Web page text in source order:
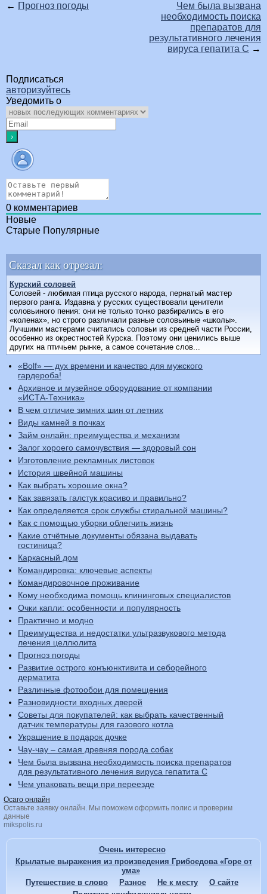
← Прогноз погоды
Чем была вызвана
необходимость поиска
препаратов для
результативного лечения
вируса гепатита С →
Подписаться
авторизуйтесь
Уведомить о
0 комментариев
Новые
Старые Популярные
Сказал как отрезал:
Курский соловей
Соловей - любимая птица русского народа, пернатый мастер
первого ранга. Издавна у русских существовали ценители
соловьиного пения: они не только тонко разбирались в его
«коленах», но строго различали разные соловьиные «школы».
Лучшими мастерами считались соловьи из средней части России,
особенно из окрестностей Курска. Поэтому они ценились выше
других на птичьем рынке, а самое сочетание слов...
«Bolf» — дух времени и качество для мужского
гардероба!
Архивное и музейное оборудование от компании
«ИСТА-Техника»
В чем отличие зимних шин от летних
Виды камней в почках
Займ онлайн: преимущества и механизм
Залог хороего самочувствия — здоровый сон
Изготовление рекламных листовок
История швейной машины
Как выбрать хорошие окна?
Как завязать галстук красиво и правильно?
Как определяется срок службы стиральной машины?
Как с помощью уборки облегчить жизнь
Какие отчётные документы обязана выдавать
гостиница?
Каркасный дом
Командировка: ключевые аспекты
Командировочное проживание
Кому необходима помощь клининговых специалистов
Очки капли: особенности и популярность
Практично и модно
Преимущества и недостатки ультразвукового метода
лечения целлюлита
Прогноз погоды
Развитие острого конъюнктивита и себорейного
дерматита
Различные фотообои для помещения
Разновидности входных дверей
Советы для покупателей: как выбрать качественный
датчик температуры для газового котла
Украшение в подарок дочке
Чау-чау – самая древняя порода собак
Чем была вызвана необходимость поиска препаратов
для результативного лечения вируса гепатита С
Чем упаковать вещи при переезде
Осаго онлайн
Оставьте заявку онлайн. Мы поможем оформить полис и проверим
данные
mikspolis.ru
Очень интересно
Крылатые выражения из произведения Грибоедова «Горе от
ума»
Путешествие в слово
Разное Не к месту
О сайте